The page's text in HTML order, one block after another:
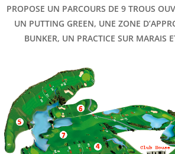
PROPOSE UN PARCOURS DE 9 TROUS
UN PUTTING GREEN, UNE ZONE
BUNKER, UN PRACTICE SUR MARAIS